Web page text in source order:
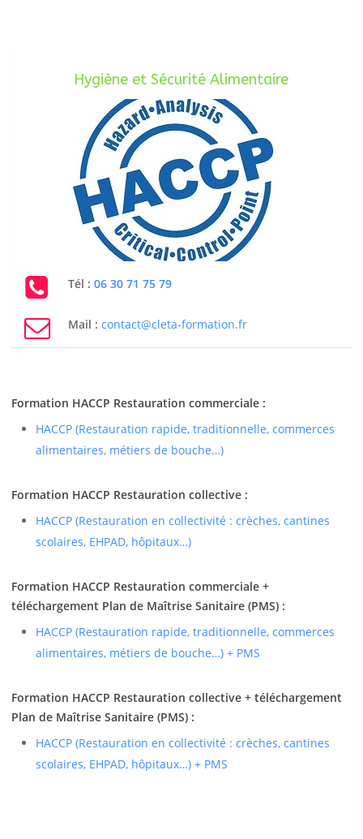
Hygiène et Sécurité Alimentaire
Tél : 06 30 71 75 79
Mail : contact@cleta-formation.fr
Formation HACCP Restauration commerciale :
HACCP (Restauration rapide, traditionnelle, commerces
alimentaires, métiers de bouche…)
Formation HACCP Restauration collective :
HACCP (Restauration en collectivité : crèches, cantines
scolaires, EHPAD, hôpitaux…)
Formation HACCP Restauration commerciale +
téléchargement Plan de Maîtrise Sanitaire (PMS) :
HACCP (Restauration rapide, traditionnelle, commerces
alimentaires, métiers de bouche…) + PMS
Formation HACCP Restauration collective + téléchargement
Plan de Maîtrise Sanitaire (PMS) :
HACCP (Restauration en collectivité : crèches, cantines
scolaires, EHPAD, hôpitaux…) + PMS